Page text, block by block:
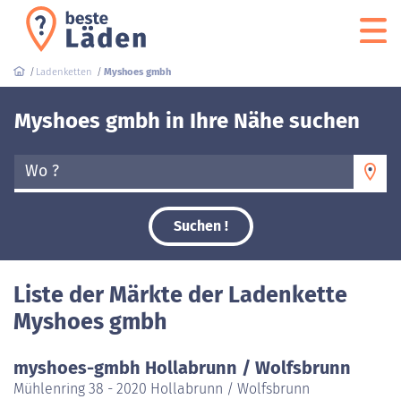
Ladenketten Myshoes gmbh
Myshoes gmbh in Ihre Nähe suchen
Wo ?
Suchen !
Liste der Märkte der Ladenkette
Myshoes gmbh
myshoes-gmbh Hollabrunn / Wolfsbrunn
Mühlenring 38 - 2020 Hollabrunn / Wolfsbrunn